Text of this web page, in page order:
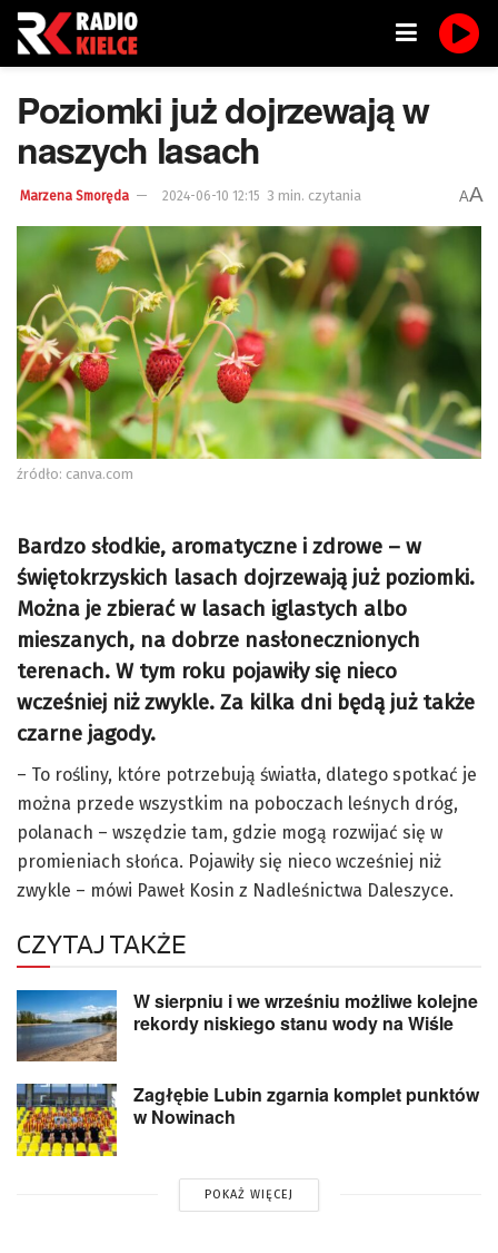
Poziomki już dojrzewają w
naszych lasach
Marzena Smoręda 2024-06-10 12:15 3 min. czytania AA
źródło: canva.com
Bardzo słodkie, aromatyczne i zdrowe – w
świętokrzyskich lasach dojrzewają już poziomki.
Można je zbierać w lasach iglastych albo
mieszanych, na dobrze nasłonecznionych
terenach. W tym roku pojawiły się nieco
wcześniej niż zwykle. Za kilka dni będą już także
czarne jagody.
– To rośliny, które potrzebują światła, dlatego spotkać je
można przede wszystkim na poboczach leśnych dróg,
polanach – wszędzie tam, gdzie mogą rozwijać się w
promieniach słońca. Pojawiły się nieco wcześniej niż
zwykle – mówi Paweł Kosin z Nadleśnictwa Daleszyce.
CZYTAJ TAKŻE
W sierpniu i we wrześniu możliwe kolejne
rekordy niskiego stanu wody na Wiśle
Zagłębie Lubin zgarnia komplet punktów
w Nowinach
POKAŻ WIĘCEJ